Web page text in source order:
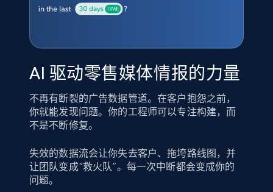
AI 驱动零售媒体情报的力量
不再有断裂的广告数据管道。在客户抱怨之前，
你就能发现问题。你的工程师可以专注构建，而
不是不断修复。
失效的数据流会让你失去客户、拖垮路线图，并
让团队变成“救火队”。每一次中断都会变成你的
问题。